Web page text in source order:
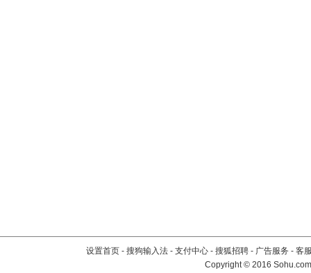
设置首页 - 搜狗输入法 - 支付中心 - 搜狐招聘 - 广告服务 - 客
Copyright©2016